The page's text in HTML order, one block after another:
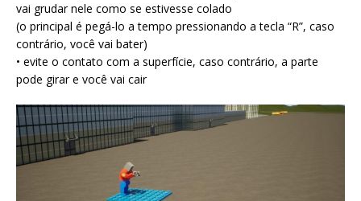
vai grudar nele como se estivesse colado
(o principal é pegá-lo a tempo pressionando a tecla “R”, caso
contrário, você vai bater)
• evite o contato com a superfície, caso contrário, a parte
pode girar e você vai cair